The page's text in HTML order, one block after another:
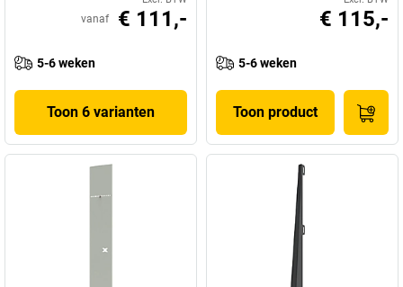
vanaf € 111,-
5-6 weken
Toon 6 varianten
€ 115,-
5-6 weken
Toon product